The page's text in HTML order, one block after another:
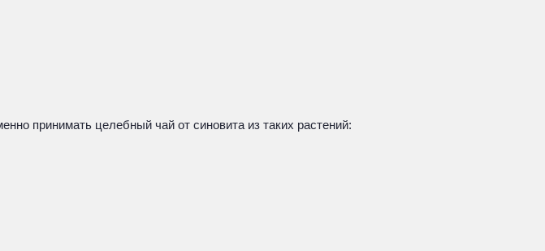
принимать целебный чай от синовита из таких растений: